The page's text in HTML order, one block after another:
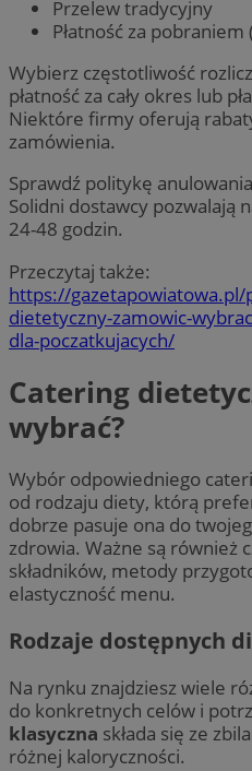
Przelew tradycyjny
Płatność za
Wybierz częstotliwość
płatność za cały okres lub
Niektóre firmy oferują
zamówienia.
Sprawdź politykę
Solidni dostawcy pozwalają
24-48 godzin.
Przeczytaj także:
https://
dietetyczny-zamowic-
dla-poczatkujacych/
Catering
wybrać?
Wybór odpowiedniego
od rodzaju diety, którą
dobrze pasuje ona do
zdrowia. Ważne są również
składników, metody
elastyczność menu.
Rodzaje dostępnych
Na rynku znajdziesz wiele
do konkretnych celów i
klasyczna składa się ze
różnej kaloryczności.